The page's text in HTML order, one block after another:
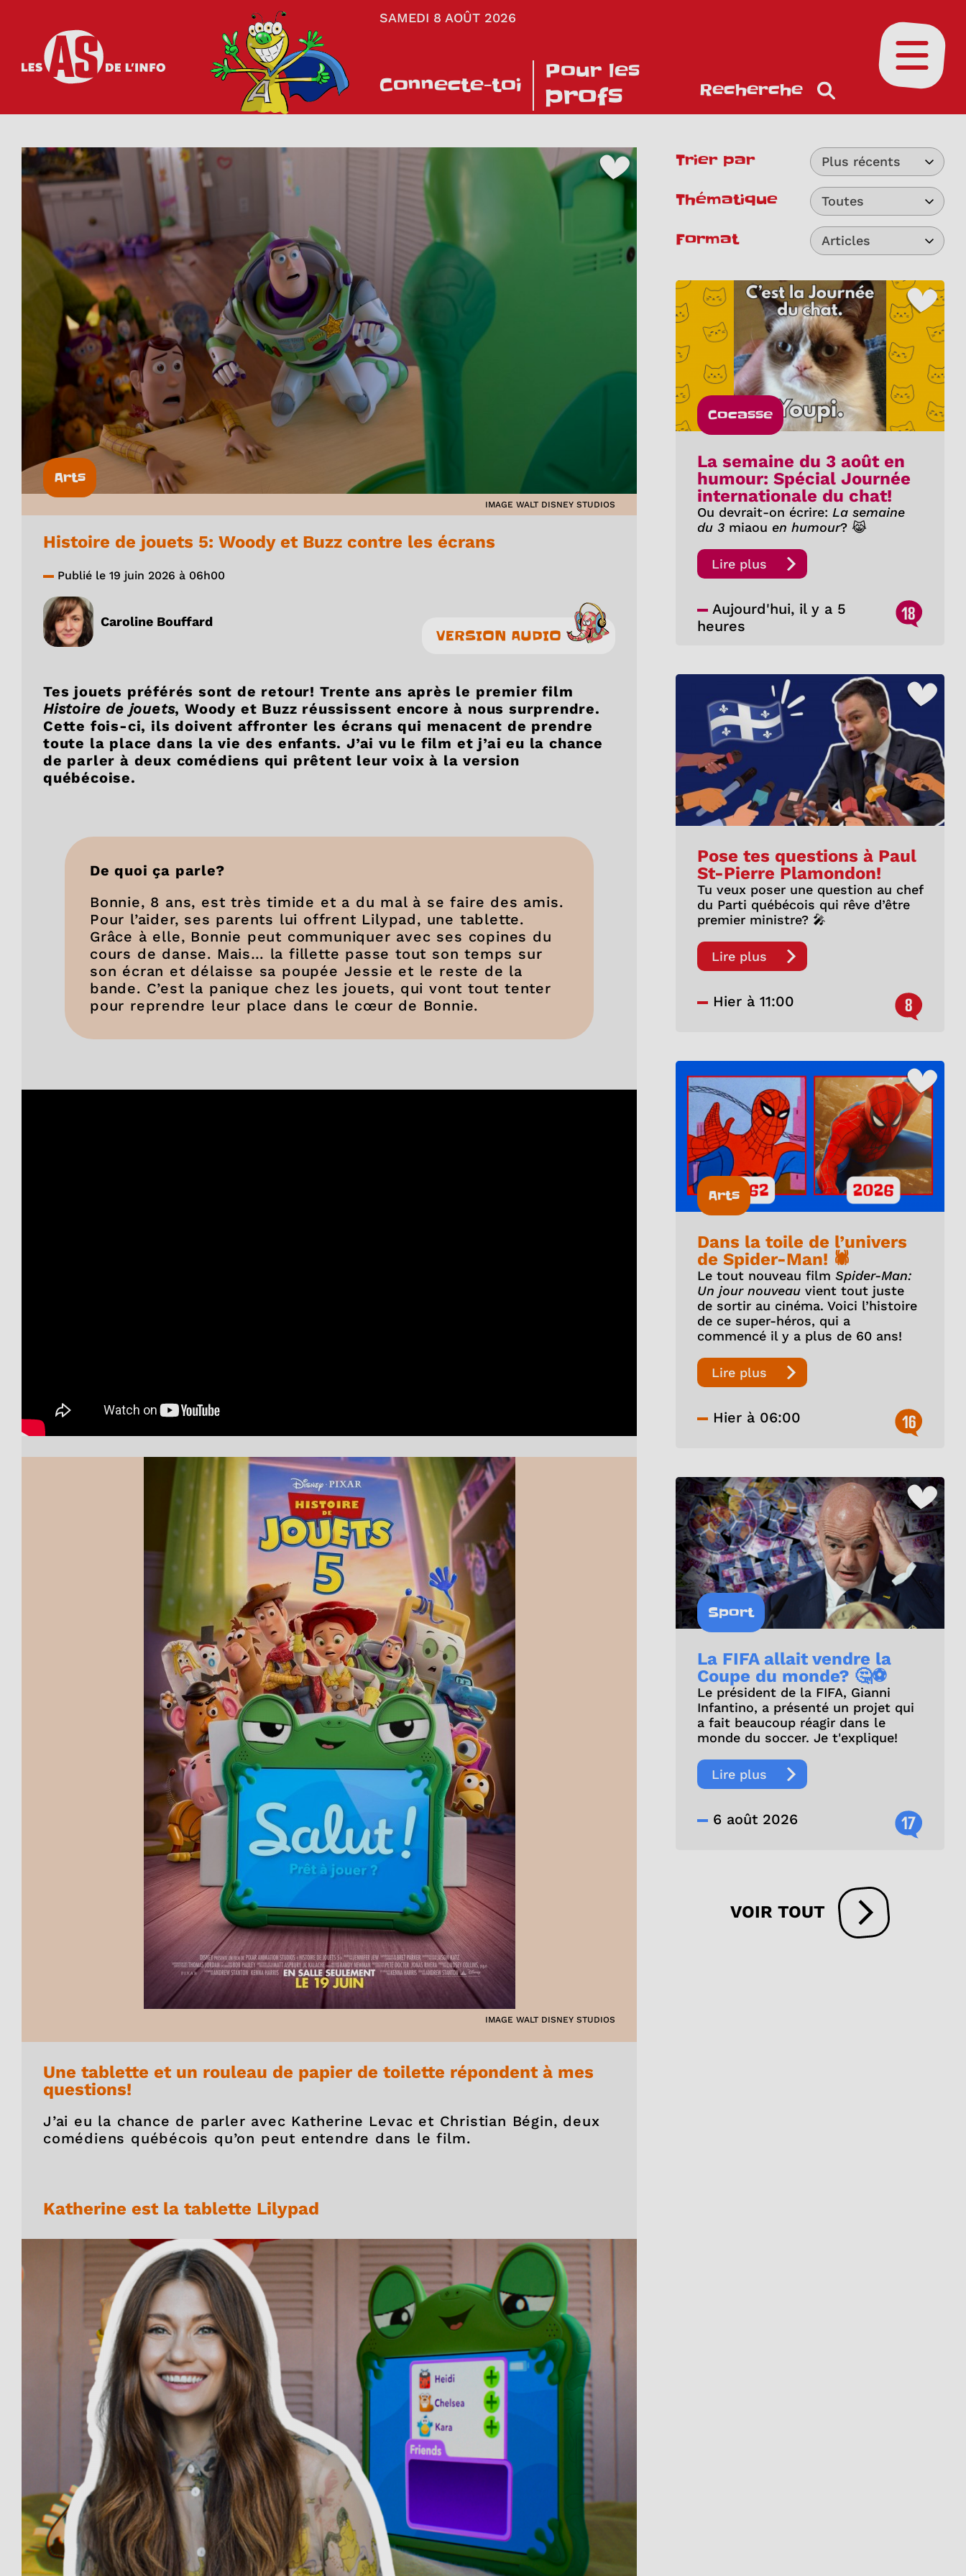
SAMEDI 8 AOÛT 2026
Connecte-toi
Pour les
profs Recherche
Ouvrir le
Arts
IMAGE WALT DISNEY STUDIOS
Histoire de jouets 5: Woody et Buzz contre les écrans
Publié le 19 juin 2026 à 06h00
Caroline Bouffard
VERSION AUDIO
Tes jouets préférés sont de retour! Trente ans après le premier film
Histoire de jouets, Woody et Buzz réussissent encore à nous surprendre.
Cette fois-ci, ils doivent affronter les écrans qui menacent de prendre
toute la place dans la vie des enfants. J’ai vu le film et j’ai eu la chance
de parler à deux comédiens qui prêtent leur voix à la version
québécoise.
De quoi ça parle?
Bonnie, 8 ans, est très timide et a du mal à se faire des amis.
Pour l’aider, ses parents lui offrent Lilypad, une tablette.
Grâce à elle, Bonnie peut communiquer avec ses copines du
cours de danse. Mais… la fillette passe tout son temps sur
son écran et délaisse sa poupée Jessie et le reste de la
bande. C’est la panique chez les jouets, qui vont tout tenter
pour reprendre leur place dans le cœur de Bonnie.
IMAGE WALT DISNEY STUDIOS
Une tablette et un rouleau de papier de toilette répondent à mes
questions!
J’ai eu la chance de parler avec Katherine Levac et Christian Bégin, deux
comédiens québécois qu’on peut entendre dans le film.
Katherine est la tablette Lilypad
Trier par Plus récents
Thématique Toutes
Format Articles
Cocasse
La semaine du 3 août en
humour: Spécial Journée
internationale du chat!
Ou devrait-on écrire: La semaine
du 3 miaou en humour? 😹
Lire plus
Aujourd'hui, il y a 5
heures
18
Pose tes questions à Paul
St-Pierre Plamondon!
Tu veux poser une question au chef
du Parti québécois qui rêve d’être
premier ministre? 🎤
Lire plus
Hier à 11:00 8
Arts
Dans la toile de l’univers
de Spider-Man! 🕷️
Le tout nouveau film Spider-Man:
Un jour nouveauvient tout juste
de sortir au cinéma. Voici l’histoire
de ce super-héros, qui a
commencé il y a plus de 60 ans!
Lire plus
Hier à 06:00 16
Sport
La FIFA allait vendre la
Coupe du monde? 🤔⚽
Le président de la FIFA, Gianni
Infantino, a présenté un projet qui
a fait beaucoup réagir dans le
monde du soccer. Je t'explique!
Lire plus
6 août 2026 17
VOIR TOUT